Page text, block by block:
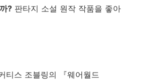
? 판타지 소설 원작 작품을 좋아
티스 조블링의 『웨어월드